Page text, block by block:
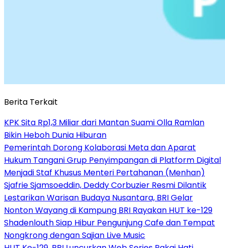
Berita Terkait
KPK Sita Rp1,3 Miliar dari Mantan Suami Olla Ramlan
Bikin Heboh Dunia Hiburan
Pemerintah Dorong Kolaborasi Meta dan Aparat
Hukum Tangani Grup Penyimpangan di Platform Digital
Menjadi Staf Khusus Menteri Pertahanan (Menhan)
Sjafrie Sjamsoeddin, Deddy Corbuzier Resmi Dilantik
Lestarikan Warisan Budaya Nusantara, BRI Gelar
Nonton Wayang di Kampung BRI Rayakan HUT ke-129
Shadenlouth Siap Hibur Pengunjung Cafe dan Tempat
Nongkrong dengan Sajian Live Music